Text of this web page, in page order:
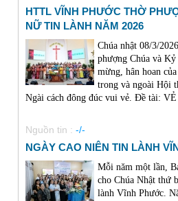
HTTL VĨNH PHƯỚC THỜ
NỮ TIN LÀNH NĂM 2026
Chúa nhật 08/3/
phượng Chúa và
mừng, hân hoan
trong và ngoài Hội
Ngài cách đông đúc vui vẻ. Đề tài:
Nguồn tin : -/-
NGÀY CAO NIÊN TIN LÀNH
Mỗi năm một lần,
cho Chúa Nhật thứ
lành Vĩnh Phước.